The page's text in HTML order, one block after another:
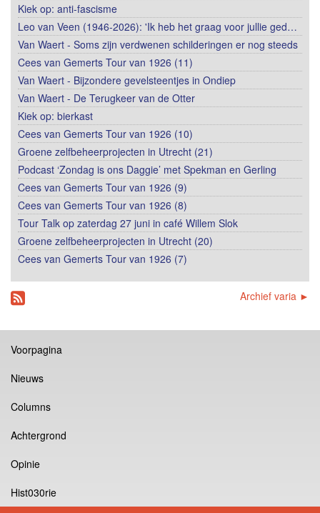
Kiek op: anti-fascisme
Leo van Veen (1946-2026): 'Ik heb het graag voor jullie ged…
Van Waert - Soms zijn verdwenen schilderingen er nog steeds
Cees van Gemerts Tour van 1926 (11)
Van Waert - Bijzondere gevelsteentjes in Ondiep
Van Waert - De Terugkeer van de Otter
Kiek op: bierkast
Cees van Gemerts Tour van 1926 (10)
Groene zelfbeheerprojecten in Utrecht (21)
Podcast ‘Zondag is ons Daggie’ met Spekman en Gerling
Cees van Gemerts Tour van 1926 (9)
Cees van Gemerts Tour van 1926 (8)
Tour Talk op zaterdag 27 juni in café Willem Slok
Groene zelfbeheerprojecten in Utrecht (20)
Cees van Gemerts Tour van 1926 (7)
Archief varia ►
Voorpagina
Nieuws
Columns
Achtergrond
Opinie
Hist030rie